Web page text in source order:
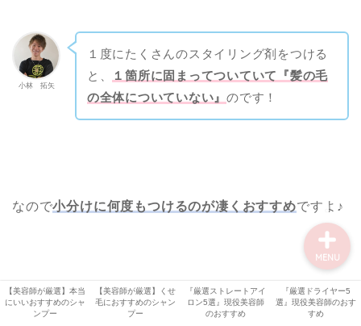
小林 拓矢
１度にたくさんのスタイリング剤をつける
と、
１箇所に固まってついていて『髪の毛
の全体についていない』のです！
なので小分けに何度もつけるのが凄くおすすめですよ♪
濡れ感が１日持たない時は『スタイリング剤の量が少
【美容師が厳選】本当
にいいおすすめのシャ
ンプー
【美容師が厳選】くせ
毛におすすめのシャン
プー
『厳選ストレートアイ
ロン5選』現役美容師
のおすすめ
『厳選ドライヤー5
選』現役美容師のおす
すめ
MENU
美容機器
美容師・美容室情報
比較・検証